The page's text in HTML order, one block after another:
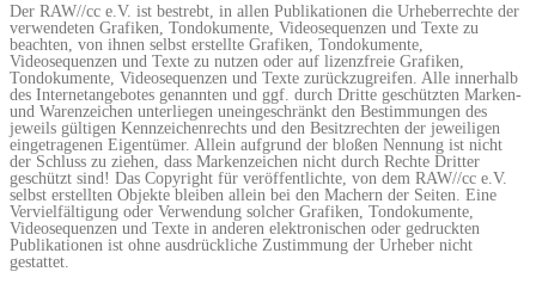
Der RAW//cc e.V. ist bestrebt, in allen Publikationen die Urheberrechte der
verwendeten Grafiken, Tondokumente, Videosequenzen und Texte zu
beachten, von ihnen selbst erstellte Grafiken, Tondokumente,
Videosequenzen und Texte zu nutzen oder auf lizenzfreie Grafiken,
Tondokumente, Videosequenzen und Texte zurückzugreifen. Alle innerhalb
des Internetangebotes genannten und ggf. durch Dritte geschützten Marken-
und Warenzeichen unterliegen uneingeschränkt den Bestimmungen des
jeweils gültigen Kennzeichenrechts und den Besitzrechten der jeweiligen
eingetragenen Eigentümer. Allein aufgrund der bloßen Nennung ist nicht
der Schluss zu ziehen, dass Markenzeichen nicht durch Rechte Dritter
geschützt sind! Das Copyright für veröffentlichte, von dem RAW//cc e.V.
selbst erstellten Objekte bleiben allein bei den Machern der Seiten. Eine
Vervielfältigung oder Verwendung solcher Grafiken, Tondokumente,
Videosequenzen und Texte in anderen elektronischen oder gedruckten
Publikationen ist ohne ausdrückliche Zustimmung der Urheber nicht
gestattet.